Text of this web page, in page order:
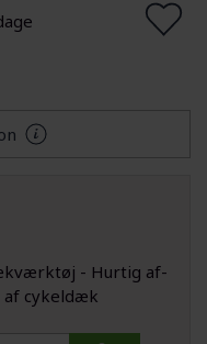
- Hurtig af-
af cykeldæk